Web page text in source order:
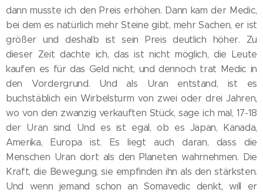
dann musste ich den Preis erhöhen. Dann kam der Medic,
bei dem es natürlich mehr Steine gibt, mehr Sachen, er ist
größer und deshalb ist sein Preis deutlich höher. Zu
dieser Zeit dachte ich, das ist nicht möglich, die Leute
kaufen es für das Geld nicht, und dennoch trat Medic in
den Vordergrund. Und als Uran entstand, ist es
buchstäblich ein Wirbelsturm von zwei oder drei Jahren,
wo von den zwanzig verkauften Stück, sage ich mal, 17-18
der Uran sind. Und es ist egal, ob es Japan, Kanada,
Amerika, Europa ist. Es liegt auch daran, dass die
Menschen Uran dort als den Planeten wahrnehmen. Die
Kraft, die Bewegung, sie empfinden ihn als den stärksten.
Und wenn jemand schon an Somavedic denkt, will er